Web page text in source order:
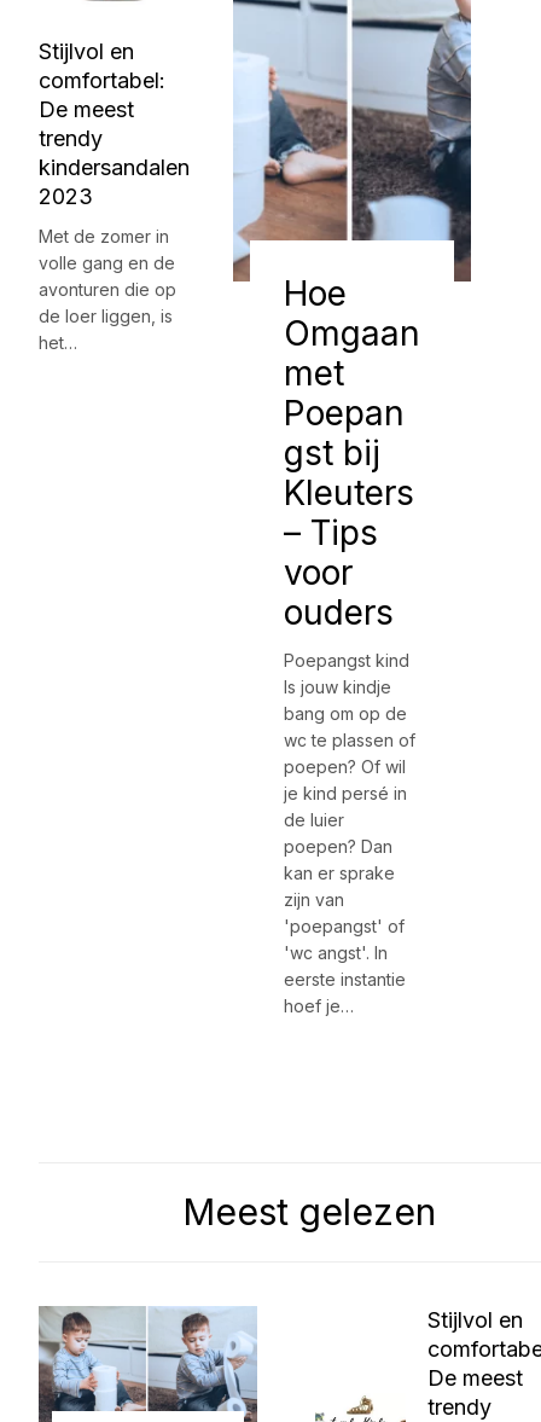
Stijlvol en
comfortabel:
De meest
trendy
kindersandalen
2023
Met de zomer in
volle gang en de
avonturen die op
de loer liggen, is
het…
Hoe
Omgaan
met
Poepan
gst bij
Kleuters
– Tips
voor
ouders
Poepangst kind
Is jouw kindje
bang om op de
wc te plassen of
poepen? Of wil
je kind persé in
de luier
poepen? Dan
kan er sprake
zijn van
'poepangst' of
'wc angst'. In
eerste instantie
hoef je…
Meest gelezen
Stijlvol en
De meest
trendy